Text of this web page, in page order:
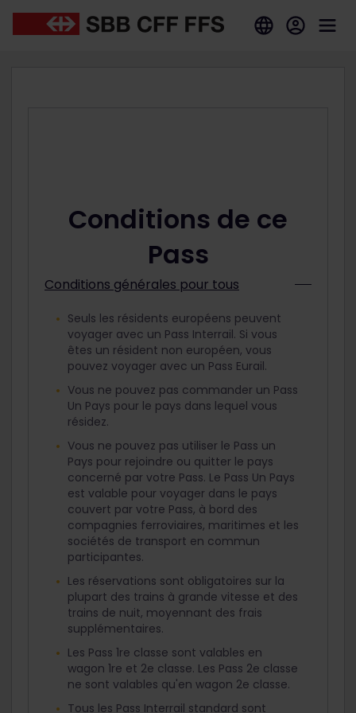
Conditions de ce
Pass
Conditions générales pour tous
Seuls les résidents européens peuvent
voyager avec un Pass Interrail. Si vous
êtes un résident non européen, vous
pouvez voyager avec un Pass Eurail.
Vous ne pouvez pas commander un Pass
Un Pays pour le pays dans lequel vous
résidez.
Vous ne pouvez pas utiliser le Pass un
Pays pour rejoindre ou quitter le pays
concerné par votre Pass. Le Pass Un Pays
est valable pour voyager dans le pays
couvert par votre Pass, à bord des
compagnies ferroviaires, maritimes et les
sociétés de transport en commun
participantes.
Les réservations sont obligatoires sur la
plupart des trains à grande vitesse et des
trains de nuit, moyennant des frais
supplémentaires.
Les Pass 1re classe sont valables en
wagon 1re et 2e classe. Les Pass 2e classe
ne sont valables qu'en wagon 2e classe.
Tous les Pass Interrail standard sont